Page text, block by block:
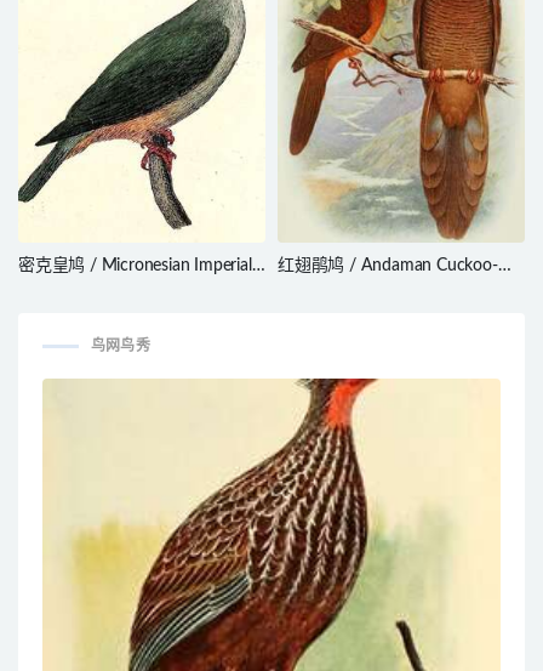
密克皇鸠 / Micronesian Imperial
红翅鹃鸠 / Andaman Cuckoo-
鸟网鸟秀